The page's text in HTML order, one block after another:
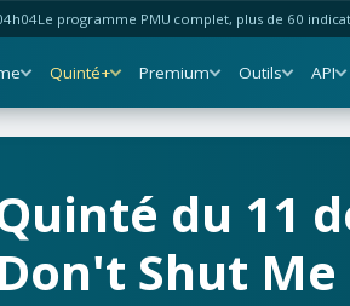
Le programme PMU complet, plus de 60
Quinté+ Premium Outils API
du 11
Don't Shut